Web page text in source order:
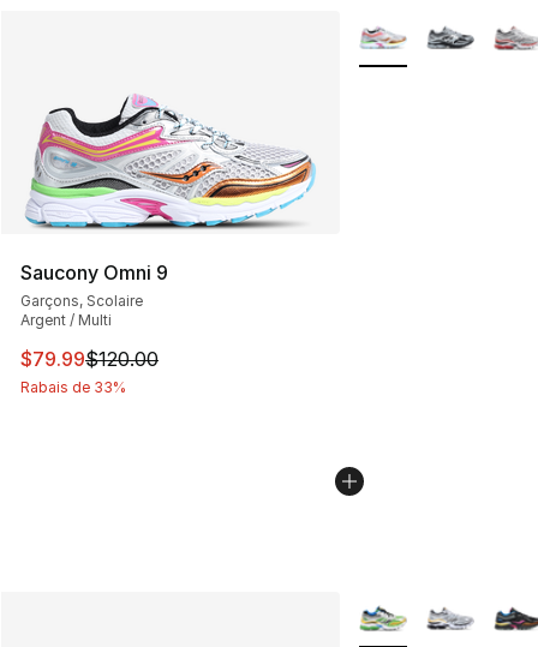
Saucony Omni 9
Garçons, Scolaire
Argent / Multi
Cet article est en solde. Le prix est passé de $120.00 à
$79.99$120.00
Rabais de 33%
Plus de couleurs
Plus de couleurs